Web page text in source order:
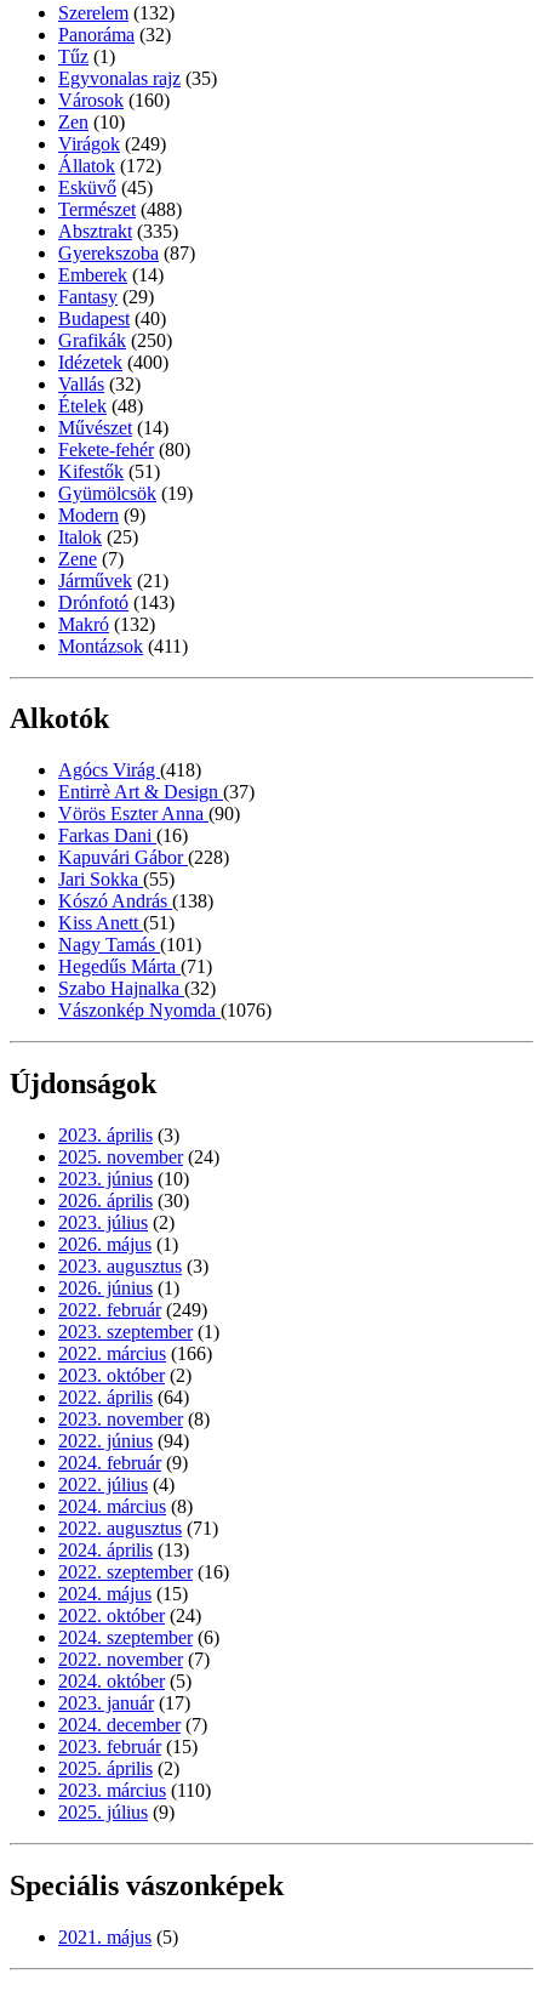
Szerelem (132)
Panoráma (32)
Tűz (1)
Egyvonalas rajz (35)
Városok (160)
Zen (10)
Virágok (249)
Állatok (172)
Esküvő (45)
Természet (488)
Absztrakt (335)
Gyerekszoba (87)
Emberek (14)
Fantasy (29)
Budapest (40)
Grafikák (250)
Idézetek (400)
Vallás (32)
Ételek (48)
Művészet (14)
Fekete-fehér (80)
Kifestők (51)
Gyümölcsök (19)
Modern (9)
Italok (25)
Zene (7)
Járművek (21)
Drónfotó (143)
Makró (132)
Montázsok (411)
Alkotók
Agócs Virág (418)
Entirrè Art & Design (37)
Vörös Eszter Anna (90)
Farkas Dani (16)
Kapuvári Gábor(228)
Jari Sokka (55)
Kószó András (138)
Kiss Anett (51)
Nagy Tamás (101)
Hegedűs Márta (71)
Szabo Hajnalka (32)
Vászonkép Nyomda (1076)
Újdonságok
2023. április (3)
2025. november (24)
2023. június (10)
2026. április (30)
2023. július (2)
2026. május (1)
2023. augusztus (3)
2026. június (1)
2022. február (249)
2023. szeptember (1)
2022. március (166)
2023. október (2)
2022. április (64)
2023. november (8)
2022. június (94)
2024. február (9)
2022. július (4)
2024. március (8)
2022. augusztus (71)
2024. április (13)
2022. szeptember (16)
2024. május (15)
2022. október (24)
2024. szeptember (6)
2022. november (7)
2024. október (5)
2023. január (17)
2024. december (7)
2023. február (15)
2025. április (2)
2023. március (110)
2025. július (9)
Speciális vászonképek
2021. május (5)